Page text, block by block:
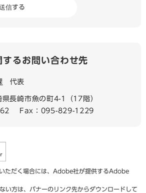
するお問い合わせ先
代表
県長崎市魚の町4-1（17階）
Fax：095-829-1229
ただく場合には、Adobe社が提供するAdobe
い方は、バナーのリンク先からダウンロードして